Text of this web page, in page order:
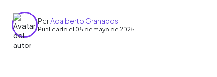
PorAdalberto Granados
Publicado el 05 de mayo de 2025